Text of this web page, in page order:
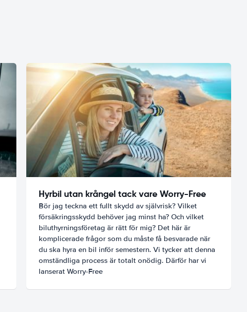
Hyrbil utan krångel tack vare Worry-Free
Bör jag teckna ett fullt skydd av självrisk? Vilket
försäkringsskydd behöver jag minst ha? Och vilket
biluthyrningsföretag är rätt för mig? Det här är
komplicerade frågor som du måste få besvarade när
du ska hyra en bil inför semestern. Vi tycker att denna
omständliga process är totalt onödig. Därför har vi
lanserat Worry-Free